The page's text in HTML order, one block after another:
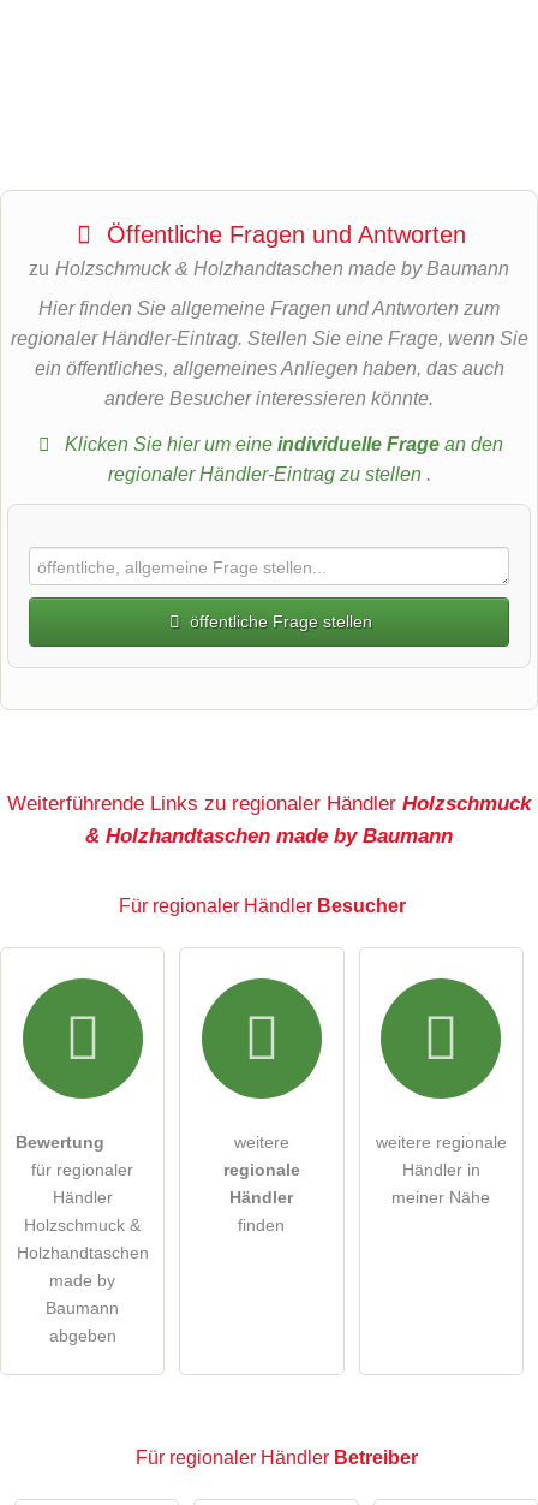
Öffentliche Fragen und Antworten
zu Holzschmuck & Holzhandtaschen made by Baumann
Hier finden Sie allgemeine Fragen und Antworten zum
regionaler Händler-Eintrag. Stellen Sie eine Frage, wenn Sie
ein öffentliches, allgemeines Anliegen haben, das auch
andere Besucher interessieren könnte.
Klicken Sie hier um eine individuelle Fragean den
regionaler Händler-Eintrag zu stellen .
öffentliche Frage stellen
Hiermit akzeptiere ich die .
Die Datenschutzerklärunghabe ich zur Kenntnis genommen.
Hinweis: Bitte beachten Sie, öffentliche Fragen sind
alle Besucher sichtbar
Klicken Sie hier um eine
regionaler Händler-Eintrag zu stellen
Weiterführende Links zu regionaler Händler Holzschmuck
& Holzhandtaschen made by Baumann
Für regionaler Händler Besucher
Bewertung
für regionaler
Händler
Holzschmuck &
Holzhandtaschen
made by
Baumann
abgeben
weitere
regionale
Händler
finden
weitere regionale
Händler in
meiner Nähe
Für regionaler Händler Betreiber